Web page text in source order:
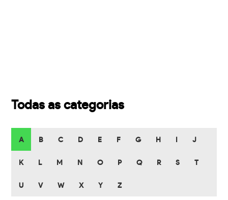
Todas as categorias
A B C D E F G H J
K L M N O P Q R S T
U V W X Y Z